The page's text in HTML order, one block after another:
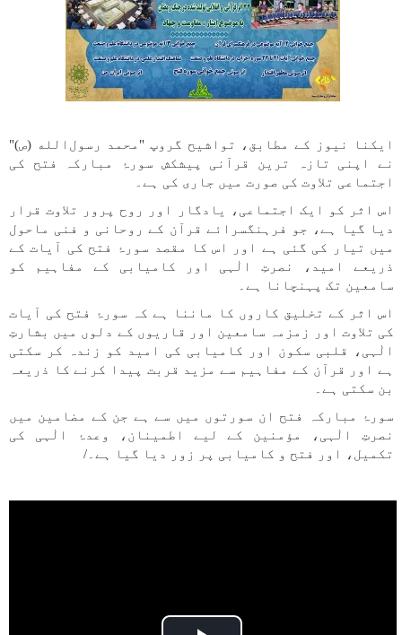
ایکنا نیوز کے مطابق، تواشیح گروپ "محمد رسول‌الله (ص)"
نے اپنی تازہ ترین قرآنی پیشکش سورۂ مبارکہ فتح کی
اجتماعی تلاوت کی صورت میں جاری کی ہے۔
اس اثر کو ایک اجتماعی، یادگار اور روح پرور تلاوت قرار
دیا گیا ہے، جو فرہنگسرائے قرآن کے روحانی و فنی ماحول
میں تیار کی گئی ہے اور اس کا مقصد سورۂ فتح کی آیات کے
ذریعے امید، نصرتِ الٰہی اور کامیابی کے مفاہیم کو
سامعین تک پہنچانا ہے۔
اس اثر کے تخلیق کاروں کا ماننا ہے کہ سورۂ فتح کی آیات
کی تلاوت اور زمزمہ سامعین اور قاریوں کے دلوں میں بشارتِ
الٰہی، قلبی سکون اور کامیابی کی امید کو زندہ کر سکتی
ہے اور قرآن کے مفاہیم سے مزید قربت پیدا کرنے کا ذریعہ
بن سکتی ہے۔
سورۂ مبارکہ فتح ان سورتوں میں سے ہے جن کے مضامین میں
نصرتِ الٰہی، مؤمنین کے لیے اطمینان، وعدۂ الٰہی کی
تکمیل، اور فتح و کامیابی پر زور دیا گیا ہے۔/